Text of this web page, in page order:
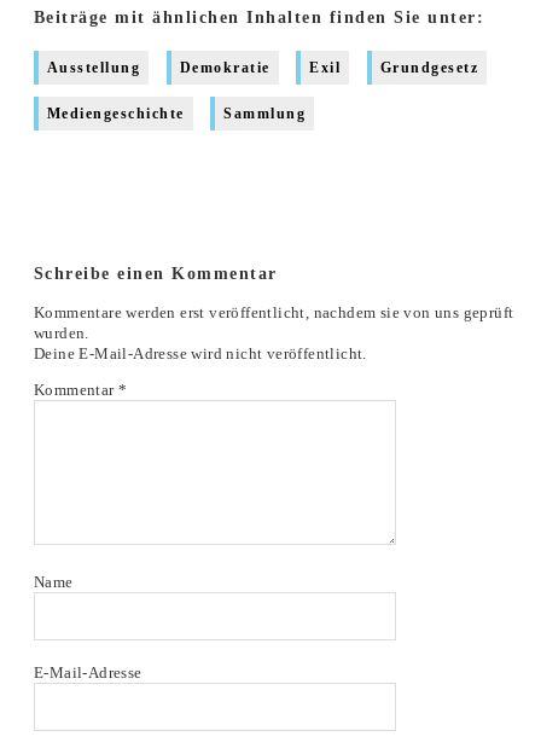
Beiträge mit ähnlichen Inhalten finden Sie unter:
Ausstellung Demokratie Exil Grundgesetz
Mediengeschichte Sammlung
Schreibe einen Kommentar
Kommentare werden erst veröffentlicht, nachdem sie von uns geprüft
wurden.
Deine E-Mail-Adresse wird nicht veröffentlicht.
Kommentar *
Name
E-Mail-Adresse